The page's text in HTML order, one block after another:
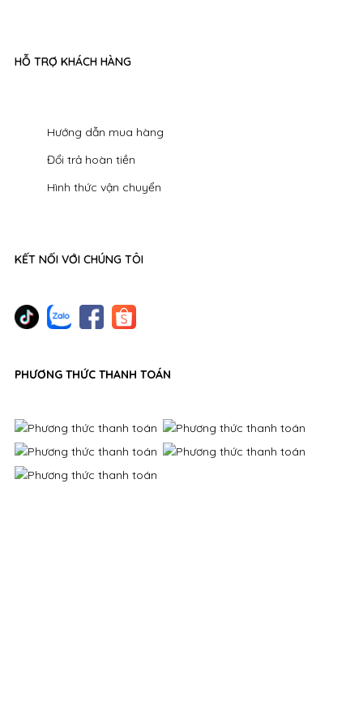
HỖ TRỢ KHÁCH HÀNG
Hướng dẫn mua hàng
Đổi trả hoàn tiền
Hình thức vận chuyển
KẾT NỐI VỚI CHÚNG TÔI
PHƯƠNG THỨC THANH TOÁN